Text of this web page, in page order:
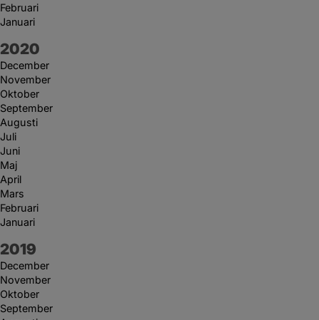
Februari
Januari
År:
2020
December
November
Oktober
September
Augusti
Juli
Juni
Maj
April
Mars
Februari
Januari
År:
2019
December
November
Oktober
September